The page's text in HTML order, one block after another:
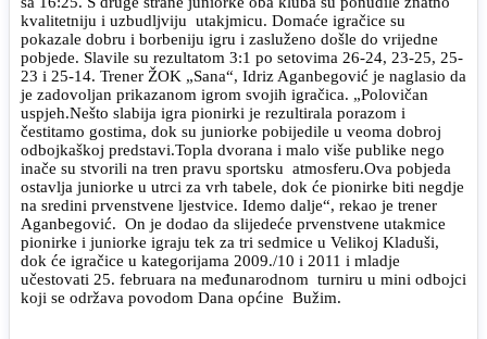
kvalitetniju i uzbudljviju utakjmicu. Domaće igračice su
pokazale dobru i borbeniju igru i zasluženo došle do vrijedne
pobjede. Slavile su rezultatom 3:1 po setovima 26-24, 23-25, 25-
23 i 25-14. Trener ŽOK „Sana“, Idriz Aganbegović je naglasio da
je zadovoljan prikazanom igrom svojih igračica. „Polovičan
uspjeh.Nešto slabija igra pionirki je rezultirala porazom i
čestitamo gostima, dok su juniorke pobijedile u veoma dobroj
odbojkaškoj predstavi.Topla dvorana i malo više publike nego
inače su stvorili na tren pravu sportsku atmosferu.Ova pobjeda
ostavlja juniorke u utrci za vrh tabele, dok će pionirke biti negdje
na sredini prvenstvene ljestvice. Idemo dalje“, rekao je trener
Aganbegović. On je dodao da slijedeće prvenstvene utakmice
pionirke i juniorke igraju tek za tri sedmice u Velikoj Kladuši,
dok će igračice u kategorijama 2009./10 i 2011 i mladje
učestovati 25. februara na međunarodnom turniru u mini odbojci
koji se održava povodom Dana općine Bužim.